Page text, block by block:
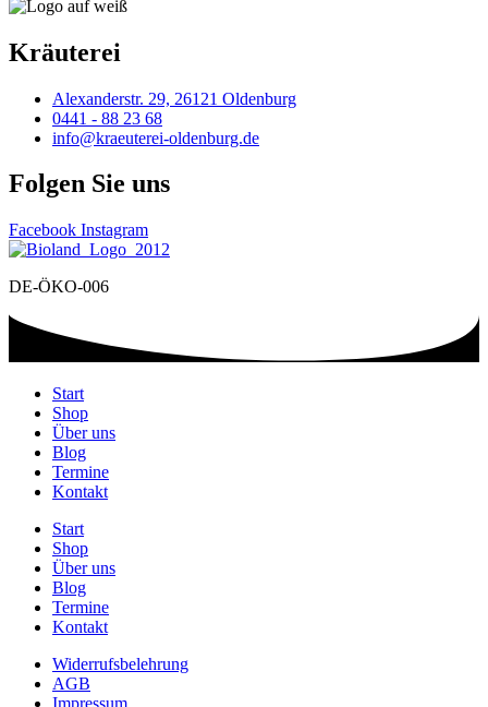
Kräuterei
Alexanderstr. 29, 26121 Oldenburg
0441 - 88 23 68
info@kraeuterei-oldenburg.de
Folgen Sie uns
Facebook Instagram
DE-ÖKO-006
Start
Shop
Über uns
Blog
Termine
Kontakt
Start
Shop
Über uns
Blog
Termine
Kontakt
Widerrufsbelehrung
AGB
Impressum